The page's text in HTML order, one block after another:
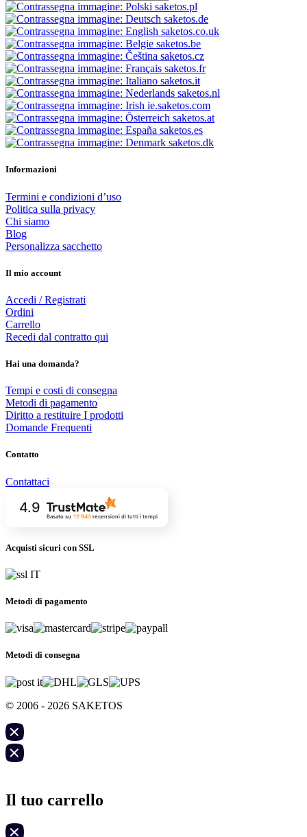
saketos.pl
saketos.de
saketos.co.uk
saketos.be
saketos.cz
saketos.fr
saketos.it
saketos.nl
ie.saketos.com
saketos.at
saketos.es
saketos.dk
Informazioni
Termini e condizioni d’uso
Politica sulla privacy
Chi siamo
Blog
Personalizza sacchetto
Il mio account
Accedi / Registrati
Ordini
Carrello
Recedi dal contratto qui
Hai una domanda?
Tempi e costi di consegna
Metodi di pagamento
Diritto a restituire I prodotti
Domande Frequenti
Contatto
Contattaci
4.9
Basato su 12 943recensioni di tutti i tempi
Acquisti sicuri con SSL
Metodi di pagamento
Metodi di consegna
© 2006 - 2026 SAKETOS
Il tuo carrello